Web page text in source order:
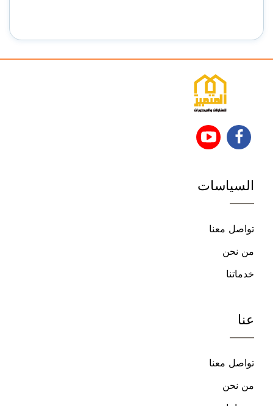
تابعنا
فيسبوك
تابعنا
السياسات
تواصل معنا
من نحن
خدماتنا
عنا
تواصل معنا
من نحن